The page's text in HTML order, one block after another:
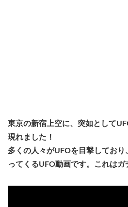
東京の新宿上空に、突如として
現れました！
多くの人々がUFOを目撃してお
ってくるUFO動画です。これはガ